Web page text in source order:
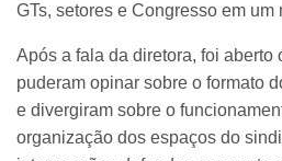
GTs, setores e Congresso em um
Após a fala da diretora, foi aberto
puderam opinar sobre o formato
e divergiram sobre o
organização dos espaços do